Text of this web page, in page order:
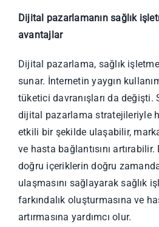
Dijital pazarlamanın sağlık
avantajlar
Dijital pazarlama, sağlık
sunar. İnternetin yaygın
tüketici davranışları da değişti.
dijital pazarlama stratejileriyle
etkili bir şekilde ulaşabilir,
ve hasta bağlantısını
doğru içeriklerin doğru
ulaşmasını sağlayarak sağlık
farkındalık oluşturmasına ve
artırmasına yardımcı olur.